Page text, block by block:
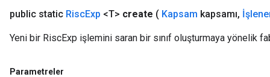
public static RiscExp <T> create ( Kapsam kapsamı,
Yeni bir RiscExp işlemini saran bir sınıf oluşturmaya yönelik
Parametreler